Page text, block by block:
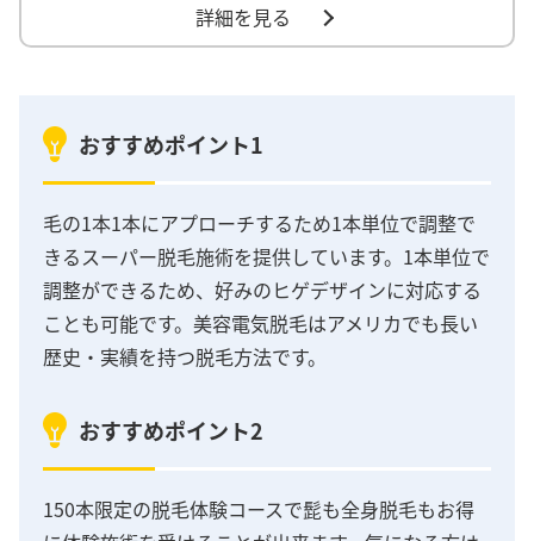
詳細を見る
おすすめポイント1
毛の1本1本にアプローチするため1本単位で調整で
きるスーパー脱毛施術を提供しています。1本単位で
調整ができるため、好みのヒゲデザインに対応する
ことも可能です。美容電気脱毛はアメリカでも長い
歴史・実績を持つ脱毛方法です。
おすすめポイント2
150本限定の脱毛体験コースで髭も全身脱毛もお得